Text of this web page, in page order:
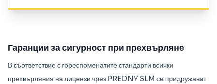
Гаранции за сигурност при прехвърляне
В съответствие с гореспоменатите стандарти всички
прехвърляния на лицензи чрез PREDNY SLM се придружават